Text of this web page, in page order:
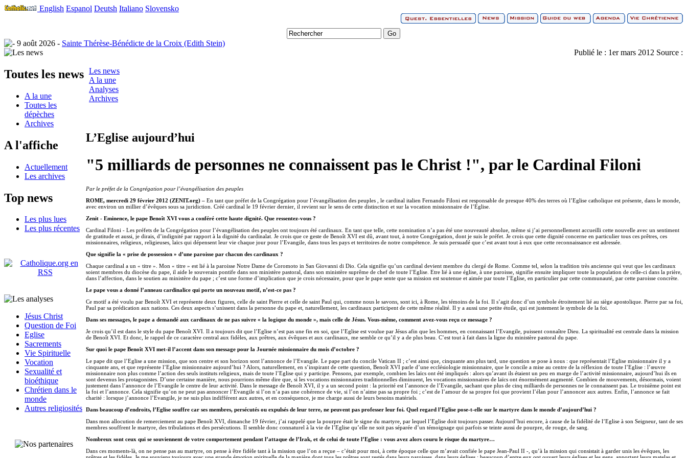
English Espanol Deutsh Italiano Slovensko
9 août 2026 - Sainte Thérèse-Bénédicte de la Croix (Edith Stein)
Toutes les news
A la une
Toutes les
dépèches
Archives
A l'affiche
Actuellement
Les archives
Top news
Les plus lues
Les plus récentes
Jésus Christ
Question de Foi
Eglise
Sacrements
Vie Spirituelle
Vocation
Sexualité et
bioéthique
Chrétien dans le
monde
Autres religiosités
Publié le : 1er mars 2012 Source :
Les news
A la une
Analyses
Archives
L’Eglise aujourd’hui
"5 milliards de personnes ne connaissent pas le Christ !", par le Cardinal Filoni
Par le préfet de la Congrégation pour l’évangélisation des peuples
ROME, mercredi 29 février 2012 (ZENIT.org) – En tant que préfet de la Congrégation pour l’évangélisation des peuples , le cardinal italien Fernando Filoni est responsable de presque 40% des terres où l’Eglise catholique est présente, dans le monde,
avec environ un millier d’évêques sous sa juridiction. Créé cardinal le 19 février dernier, il revient sur le sens de cette distinction et sur la vocation missionnaire de l’Eglise.
Zenit - Eminence, le pape Benoît XVI vous a conféré cette haute dignité. Que ressentez-vous ?
Cardinal Filoni - Les préfets de la Congrégation pour l’évangélisation des peuples ont toujours été cardinaux. En tant que telle, cette nomination n’a pas été une nouveauté absolue, même si j’ai personnellement accueilli cette nouvelle avec un sentiment
de gratitude et aussi, je dirais, d’indignité par rapport à la dignité du cardinalat. Je crois que ce geste de Benoît XVI est dû, avant tout, à notre Congrégation, dont je suis le préfet. Je crois que cette dignité concerne en particulier tous ces prêtres, ces
missionnaires, religieux, religieuses, laïcs qui dépensent leur vie chaque jour pour l’Evangile, dans tous les pays et territoires de notre compétence. Je suis persuadé que c’est avant tout à eux que cette reconnaissance est adressée.
Que signifie la « prise de possession » d’une paroisse par chacun des cardinaux ?
Chaque cardinal a un « titre ». Mon « titre » est lié à la paroisse Notre Dame de Coromoto in San Giovanni di Dio. Cela signifie qu’un cardinal devient membre du clergé de Rome. Comme tel, selon la tradition très ancienne qui veut que les cardinaux
soient membres du diocèse du pape, il aide le souverain pontife dans son ministère pastoral, dans son ministère suprême de chef de toute l’Eglise. Etre lié à une église, à une paroisse, signifie ensuite impliquer toute la population de celle-ci dans la prière,
dans l’affection, dans le soutien au ministère du pape ; c’est une forme d’implication que je crois nécessaire, pour que le pape sente que sa mission est soutenue et aimée par toute l’Eglise, en particulier par cette communauté, par cette paroisse concrète.
Le pape vous a donné l’anneau cardinalice qui porte un nouveau motif, n’est-ce pas ?
Ce motif a été voulu par Benoît XVI et représente deux figures, celle de saint Pierre et celle de saint Paul qui, comme nous le savons, sont ici, à Rome, les témoins de la foi. Il s’agit donc d’un symbole étroitement lié au siège apostolique. Pierre par sa foi,
Paul par sa prédication aux nations. Ces deux aspects s’unissent dans la personne du pape et, naturellement, les cardinaux participent de cette même réalité. Il y a aussi une petite étoile, qui est justement le symbole de la foi.
Dans ses messages, le pape a demandé aux cardinaux de ne pas suivre « la logique du monde », mais celle de Jésus. Vous-même, comment avez-vous reçu ce message ?
Je crois qu’il est dans le style du pape Benoît XVI. Il a toujours dit que l’Eglise n’est pas une fin en soi, que l’Eglise est voulue par Jésus afin que les hommes, en connaissant l’Evangile, puissent connaître Dieu. La spiritualité est centrale dans la mission
de Benoît XVI. Et donc, le rappel de ce caractère central aux fidèles, aux prêtres, aux évêques et aux cardinaux, me semble ce qu’il y a de plus beau. C’est tout à fait dans la ligne du ministère pastoral du pape.
Sur quoi le pape Benoît XVI met-il l’accent dans son message pour la Journée missionnaire du mois d’octobre ?
Le pape dit que l’Eglise a une mission, que son centre et son horizon sont l’annonce de l’Evangile. Le pape part du concile Vatican II ; c’est ainsi que, cinquante ans plus tard, une question se pose à nous : que représentait l’Eglise missionnaire il y a
cinquante ans, et que représente l’Eglise missionnaire aujourd’hui ? Alors, naturellement, en s’inspirant de cette question, Benoît XVI parle d’une ecclésiologie missionnaire, que le concile a mise au centre de la réflexion de toute l’Eglise : l’œuvre
missionnaire non plus comme l’action des seuls instituts religieux, mais de toute l’Eglise qui y participe. Pensons, par exemple, combien les laïcs ont été impliqués : alors qu’avant ils étaient un peu en marge de l’activité missionnaire, aujourd’hui ils en
sont devenus les protagonistes. D’une certaine manière, nous pourrions même dire que, si les vocations missionnaires traditionnelles diminuent, les vocations missionnaires de laïcs ont énormément augmenté. Combien de mouvements, désormais, voient
justement dans l’annonce de l’Evangile le centre de leur activité. Dans le message de Benoît XVI, il y a un second point : la priorité est l’annonce de l’Evangile, sachant que plus de cinq milliards de personnes ne le connaissent pas. Le troisième point est
la foi et l’annonce. Cela signifie qu’on ne peut pas annoncer l’Evangile si l’on n’a pas une cohérence de vie, si l’on n’aime pas sa propre foi ; c’est de l’amour de sa propre foi que provient l’élan pour l’annoncer aux autres. Enfin, l’annonce se fait
charité : lorsque j’annonce l’Evangile, je ne suis plus indifférent aux autres, et en conséquence, je me charge aussi de leurs besoins matériels.
Dans beaucoup d’endroits, l’Eglise souffre car ses membres, persécutés ou expulsés de leur terre, ne peuvent pas professer leur foi. Quel regard l’Eglise pose-t-elle sur le martyre dans le monde d’aujourd’hui ?
Dans mon allocution de remerciement au pape Benoît XVI, dimanche 19 février, j’ai rappelé que la pourpre était le signe du martyre, par lequel l’Eglise doit toujours passer. Aujourd’hui encore, à cause de la fidélité de l’Eglise à son Seigneur, tant de ses
membres souffrent le martyre, des tribulations et des persécutions. Il semble donc connaturel à la vie de l’Eglise qu’elle ne soit pas séparée d’un témoignage qui parfois se teinte aussi de pourpre, de rouge, de sang.
Nombreux sont ceux qui se souviennent de votre comportement pendant l’attaque de l’Irak, et de celui de toute l’Eglise : vous avez alors couru le risque du martyre…
Dans ces moments-là, on ne pense pas au martyre, on pense à être fidèle tant à la mission que l’on a reçue – c’était pour moi, à cette époque celle que m’avait confiée le pape Jean-Paul II -, qu’à la mission qui consistait à garder unis les évêques, les